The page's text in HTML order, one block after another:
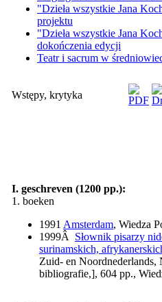
"Dzieła wszystkie Jana
projektu
"Dzieła wszystkie Jana
dokończenia edycji
Teatr i sacrum w
Wstępy, krytyka
I. geschreven (1200 pp.):
1. boeken
1991 Amsterdam, Wiedza
1999Â Słownik pisarzy
surinamskich,
Zuid- en Noordnederlands,
bibliografie,], 604 pp.,